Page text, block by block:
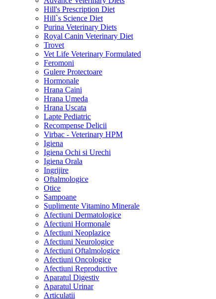
Hill's Prescription Diet
Hill`s Science Diet
Purina Veterinary Diets
Royal Canin Veterinary Diet
Trovet
Vet Life Veterinary Formulated
Feromoni
Gulere Protectoare
Hormonale
Hrana Caini
Hrana Umeda
Hrana Uscata
Lapte Pediatric
Recompense Delicii
Virbac - Veterinary HPM
Igiena
Igiena Ochi si Urechi
Igiena Orala
Ingrijire
Oftalmologice
Otice
Sampoane
Suplimente Vitamino Minerale
Afectiuni Dermatologice
Afectiuni Hormonale
Afectiuni Neoplazice
Afectiuni Neurologice
Afectiuni Oftalmologice
Afectiuni Oncologice
Afectiuni Reproductive
Aparatul Digestiv
Aparatul Urinar
Articulatii